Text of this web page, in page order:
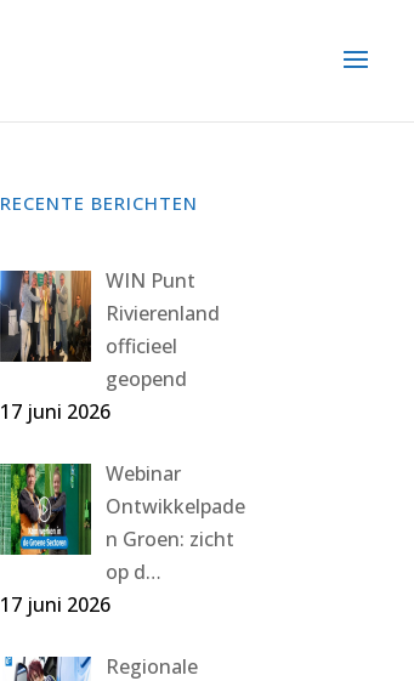
RECENTE BERICHTEN
WIN Punt
Rivierenland
officieel
geopend
17 juni 2026
Webinar
Ontwikkelpade
n Groen: zicht
op d…
17 juni 2026
Regionale